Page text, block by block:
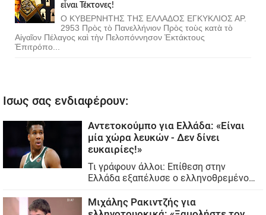
εἶναι Τέκτονες!
Ο ΚΥΒΕΡΝΗΤΗΣ ΤΗΣ ΕΛΛΑΔΟΣ ΕΓΚΥΚΛΙΟΣ ΑΡ.
2953 Πρὸς τὸ Πανελλήνιον Πρὸς τοὺς κατὰ τὸ
Αἰγαῖον Πέλαγος καὶ τὴν Πελοπόννησον Ἐκτάκτους
Ἐπιτρόπο...